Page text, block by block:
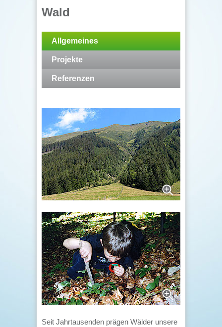
Wald
Allgemeines
Projekte
Referenzen
Seit Jahrtausenden prägen Wälder unsere